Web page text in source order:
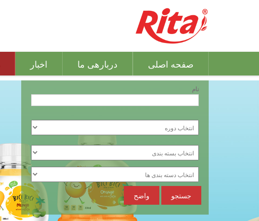
صفحه اصلی دربارهی ما اخبار
نام
جستجو واضح